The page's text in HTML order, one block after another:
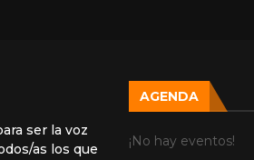
ser la voz
as los que
AGENDA
¡No hay eventos!